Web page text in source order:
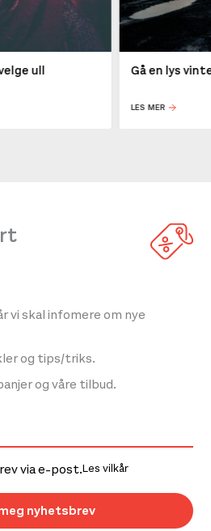
ull Gå en lys
LES MER
vi skal infomere om nye
og tips/triks.
og våre tilbud.
via e-post.Les vilkår